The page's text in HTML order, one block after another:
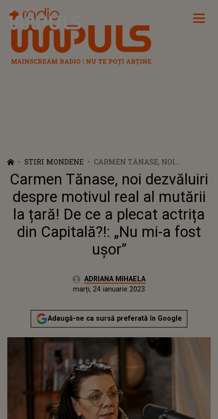
Radio Impuls
STIRI MONDENE
CARMEN TĂNASE, NOI
DEZVĂLUIRI DESPRE MOTIVUL
REAL AL MUTĂRII LA ȚARĂ! DE
CE A PLECAT ACTRIȚA DIN
CAPITALĂ?!: „NU MI-A FOST
UȘOR”
Carmen Tănase, noi dezvăluiri
despre motivul real al mutării
la țară! De ce a plecat actrița
din Capitală?!: „Nu mi-a fost
ușor”
Autor:ADRIANA MIHAELA
Actualizat:
marți, 24 ianuarie 2023
Adaugă-ne ca sursă preferată în Google